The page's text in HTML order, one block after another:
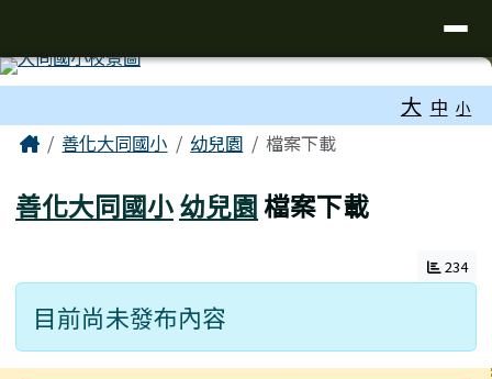
大 中 小
主內容區域
Home善化大同國小 幼兒園 檔案下載
善化大同國小幼兒園檔案下載
234
目前尚未發布內容
頁尾區域